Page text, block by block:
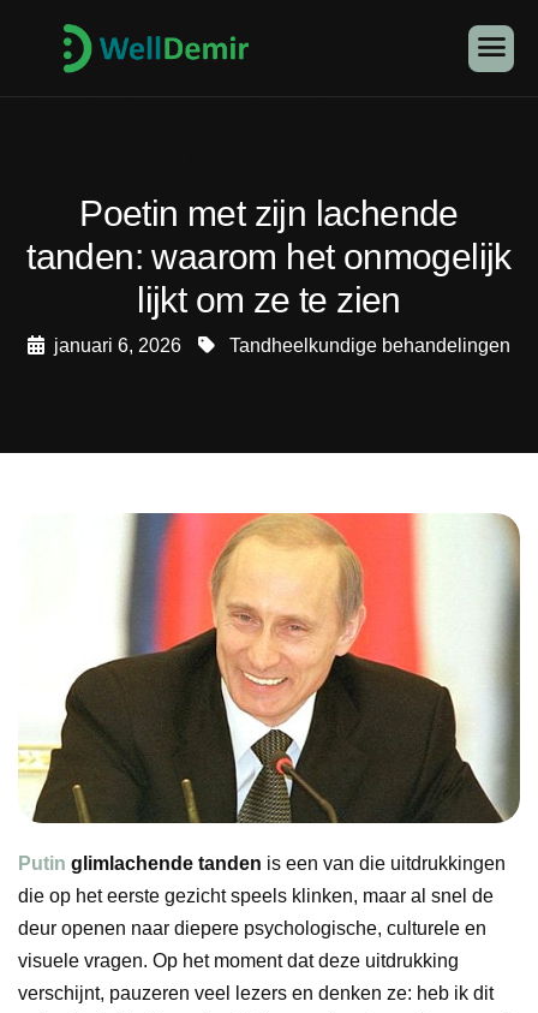
Poetin met zijn lachende
tanden: waarom het onmogelijk
lijkt om ze te zien
januari 6, 2026 Tandheelkundige behandelingen
Putin glimlachende tanden is een van die uitdrukkingen
die op het eerste gezicht speels klinken, maar al snel de
deur openen naar diepere psychologische, culturele en
visuele vragen. Op het moment dat deze uitdrukking
verschijnt, pauzeren veel lezers en denken ze: heb ik dit